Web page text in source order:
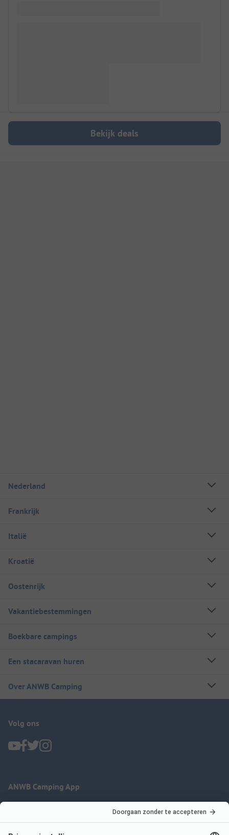
Bekijk deals
Nederland
Frankrijk
Italië
Kroatië
Oostenrijk
Vakantiebestemmingen
Boekbare campings
Een stacaravan huren
Over ANWB Camping
Volg ons
ANWB Camping App